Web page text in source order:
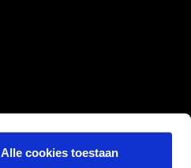
Alle cookies toestaan